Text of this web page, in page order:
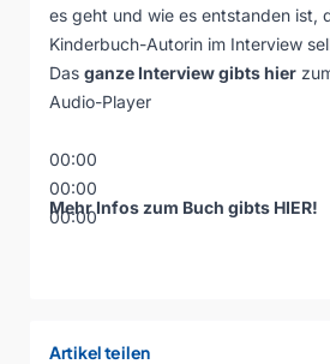
es geht und wie es entstanden ist,
Kinderbuch-Autorin im Interview
Das ganze Interview gibts hier
Audio-Player
00:00
00:00
00:00
Mehr Infos zum Buch gibts HIER!
Artikel teilen